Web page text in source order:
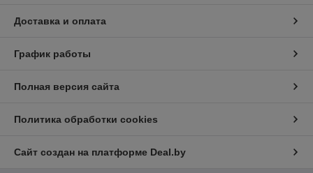
Доставка и оплата
График работы
Полная версия сайта
Политика обработки cookies
Сайт создан на платформе Deal.by